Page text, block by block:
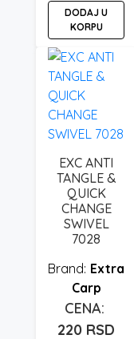
DODAJ U
KORPU
EXC ANTI
TANGLE &
QUICK
CHANGE
SWIVEL
7028
Extra
Carp
220 RSD